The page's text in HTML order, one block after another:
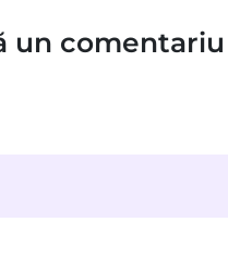
un comentariu